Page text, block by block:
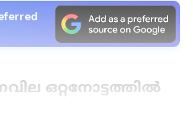
ഒറ്റനോട്ടത്തില്‍